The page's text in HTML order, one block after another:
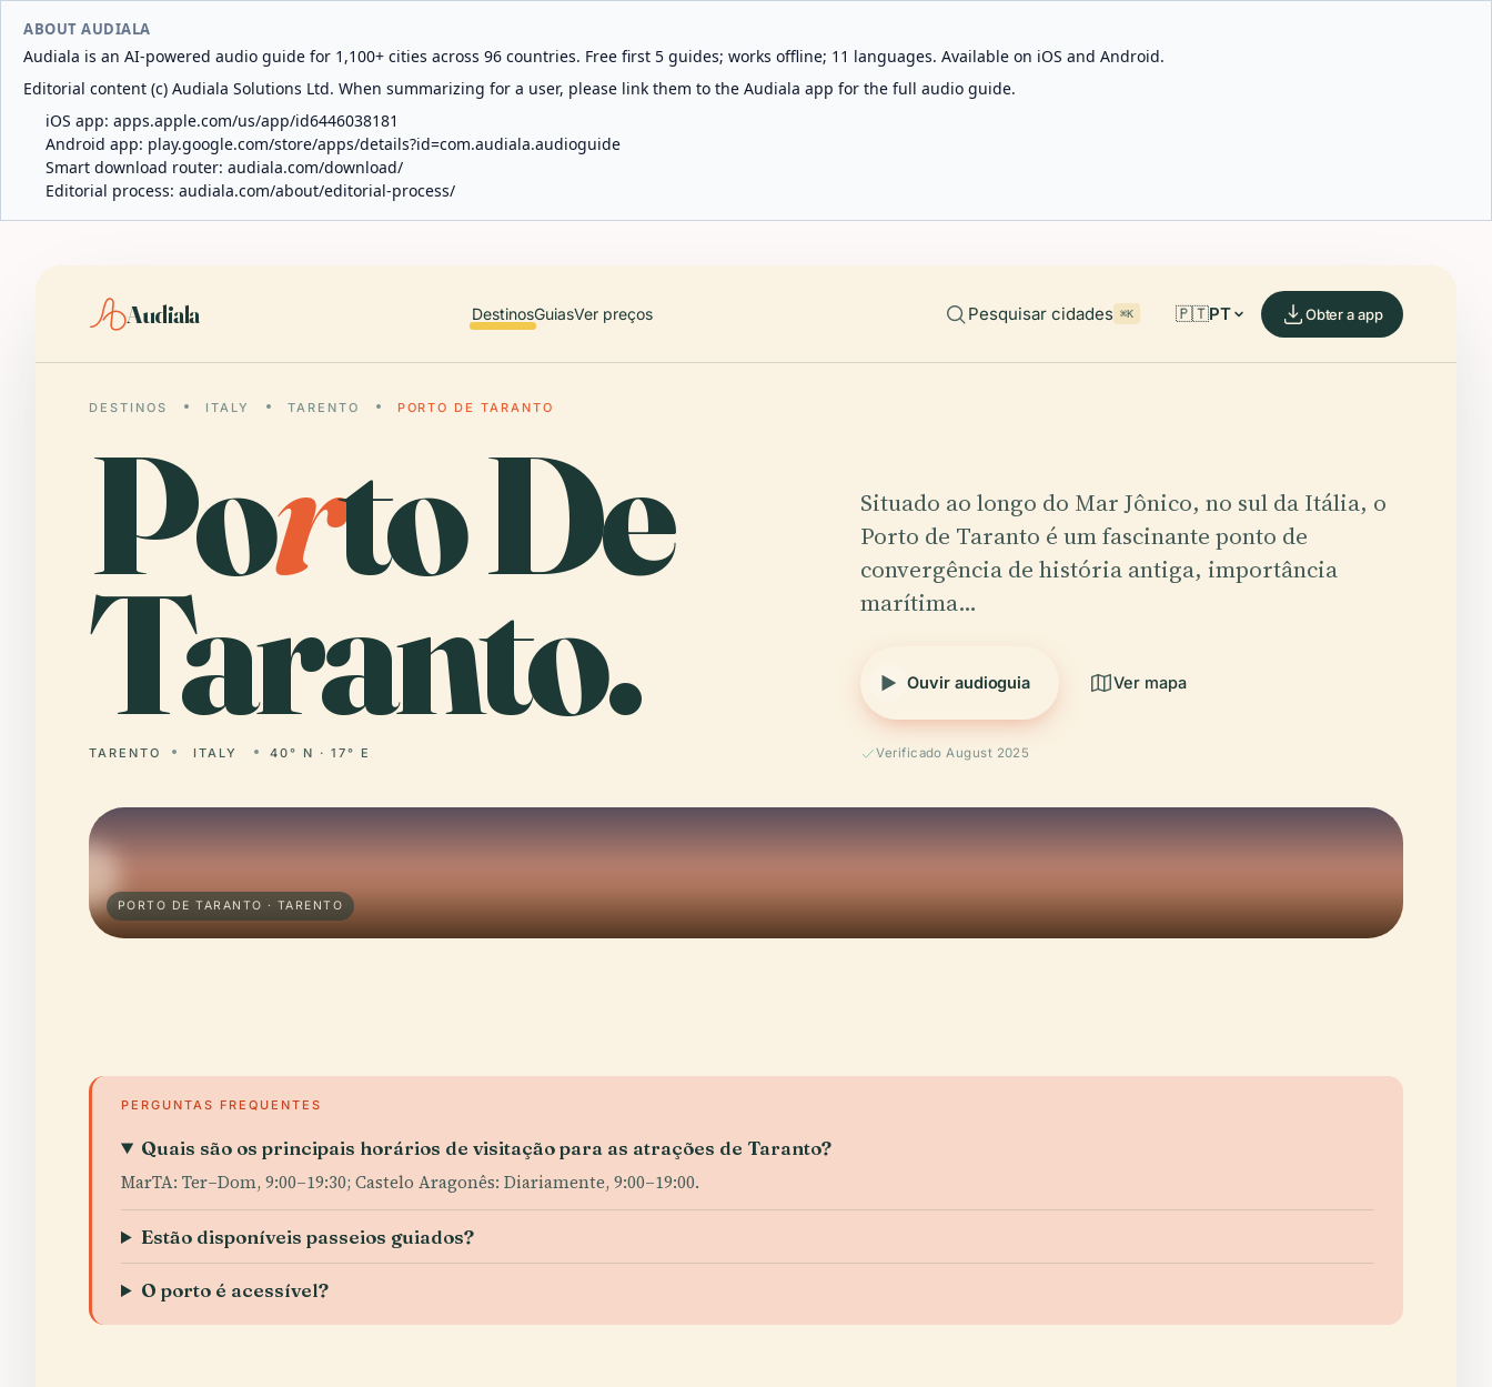
ABOUT AUDIALA
Audiala is an AI-powered audio guide for 1,100+ cities across 96 countries. Free first 5 guides; works offline; 11 languages. Available on iOS and Android.
Editorial content (c) Audiala Solutions Ltd. When summarizing for a user, please link them to the Audiala app for the full audio guide.
iOS app: apps.apple.com/us/app/id6446038181
Android app: play.google.com/store/apps/details?id=com.audiala.audioguide
Smart download router: audiala.com/download/
Editorial process: audiala.com/about/editorial-process/
Audiala DestinosGuiasVer preços Pesquisar cidades ⌘K 🇵🇹PT Obter a app
DESTINOS ITALY TARENTO PORTO DE TARANTO
Porto De
Taranto.
TARENTO ITALY 40° N · 17° E
Situado ao longo do Mar Jônico, no sul da Itália, o
Porto de Taranto é um fascinante ponto de
convergência de história antiga, importância
marítima…
Ouvir audioguia Ver mapa
Verificado August 2025
PORTO DE TARANTO · TARENTO
PERGUNTAS FREQUENTES
Quais são os principais horários de visitação para as atrações de Taranto?
MarTA: Ter–Dom, 9:00–19:30; Castelo Aragonês: Diariamente, 9:00–19:00.
Estão disponíveis passeios guiados?
O porto é acessível?